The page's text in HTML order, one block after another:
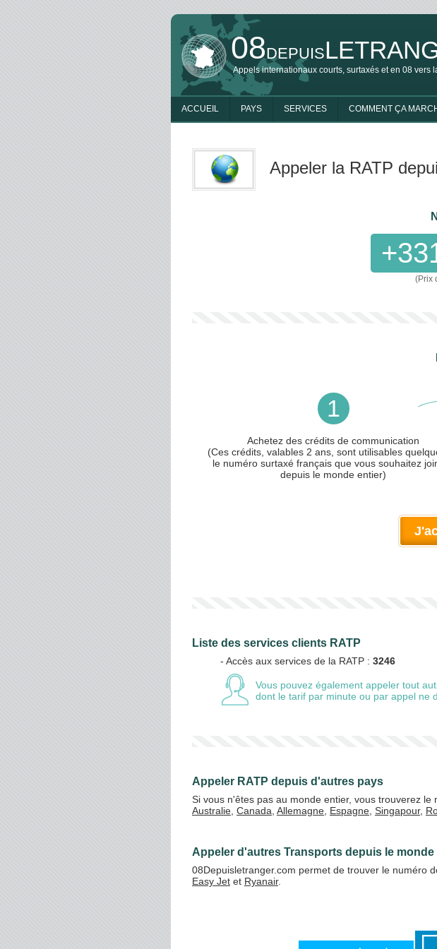
08DEPUIS
Appels internationaux courts, surtaxés et en 08 vers
ACCUEIL PAYS SERVICES COMMENT ÇA
Appeler la RATP
(Prix
1
Achetez des crédits de communication
(Ces crédits, valables 2 ans, sont utilisables
le numéro surtaxé français que vous souhaitez
depuis le monde entier)
Vos crédits
20
Liste des services clients RATP
- Accès aux services de la RATP : 3246
Vous pouvez également appeler tout
dont le tarif par minute ou par appel ne
Appeler RATP depuis d'autres pays
Si vous n'êtes pas au monde entier, vous trouverez le
Australie Canada Allemagne Espagne Singapour,
Appeler d'autres Transports depuis le monde
08Depuisletranger.com permet de trouver le numéro
Easy Jet et Ryanair.